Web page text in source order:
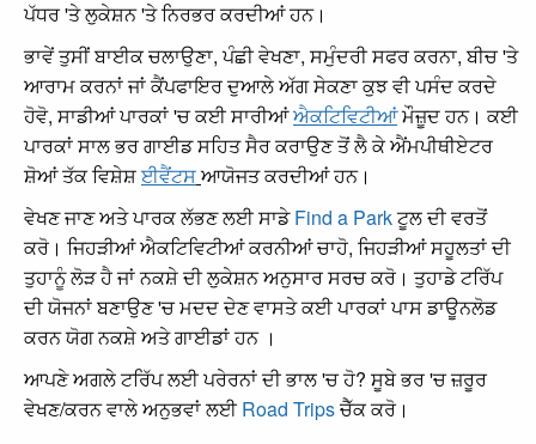
ਪੱਧਰ 'ਤੇ ਲੁਕੇਸ਼ਨ 'ਤੇ ਨਿਰਭਰ ਕਰਦੀਆਂ ਹਨ।
ਭਾਵੇਂ ਤੁਸੀਂ ਬਾਈਕ ਚਲਾਉਣਾ, ਪੰਛੀ ਵੇਖਣਾ, ਸਮੁੰਦਰੀ ਸਫਰ ਕਰਨਾ, ਬੀਚ 'ਤੇ
ਆਰਾਮ ਕਰਨਾਂ ਜਾਂ ਕੈਂਪਫਾਇਰ ਦੁਆਲੇ ਅੱਗ ਸੇਕਣਾ ਕੁਝ ਵੀ ਪਸੰਦ ਕਰਦੇ
ਹੋਵੋ, ਸਾਡੀਆਂ ਪਾਰਕਾਂ 'ਚ ਕਈ ਸਾਰੀਆਂਐਕਟਿਵਿਟੀਆਂਮੌਜ਼ੂਦ ਹਨ। ਕਈ
ਪਾਰਕਾਂ ਸਾਲ ਭਰ ਗਾਈਡ ਸਹਿਤ ਸੈਰ ਕਰਾਉਣ ਤੋਂ ਲੈ ਕੇ ਐਂਮਪੀਥੀਏਟਰ
ਸ਼ੋਆਂ ਤੱਕ ਵਿਸ਼ੇਸ਼ਈਵੈਂਟਸਆਯੋਜਤ ਕਰਦੀਆਂ ਹਨ।
ਵੇਖਣ ਜਾਣ ਅਤੇ ਪਾਰਕ ਲੱਭਣ ਲਈ ਸਾਡੇFind a Parkਟੂਲ ਦੀ ਵਰਤੋਂ
ਕਰੋ। ਜਿਹੜੀਆਂ ਐਕਟਿਵਿਟੀਆਂ ਕਰਨੀਆਂ ਚਾਹੋ, ਜਿਹੜੀਆਂ ਸਹੂਲਤਾਂ ਦੀ
ਤੁਹਾਨੂੰ ਲੋੜ ਹੈ ਜਾਂ ਨਕਸ਼ੇ ਦੀ ਲੁਕੇਸ਼ਨ ਅਨੁਸਾਰ ਸਰਚ ਕਰੋ। ਤੁਹਾਡੇ ਟਰਿੱਪ
ਦੀ ਯੋਜਨਾਂ ਬਣਾਉਣ 'ਚ ਮਦਦ ਦੇਣ ਵਾਸਤੇ ਕਈ ਪਾਰਕਾਂ ਪਾਸ ਡਾਊਨਲੋਡ
ਕਰਨ ਯੋਗ ਨਕਸ਼ੇ ਅਤੇ ਗਾਈਡਾਂ ਹਨ ।
ਆਪਣੇ ਅਗਲੇ ਟਰਿੱਪ ਲਈ ਪਰੇਰਨਾਂ ਦੀ ਭਾਲ 'ਚ ਹੋ? ਸੂਬੇ ਭਰ 'ਚ ਜ਼ਰੂਰ
ਵੇਖਣ/ਕਰਨ ਵਾਲੇ ਅਨੁਭਵਾਂ ਲਈRoad Tripsਚੈੱਕ ਕਰੋ।